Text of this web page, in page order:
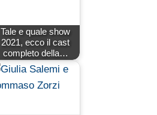
Tale e quale show
2021, ecco il cast
completo della…